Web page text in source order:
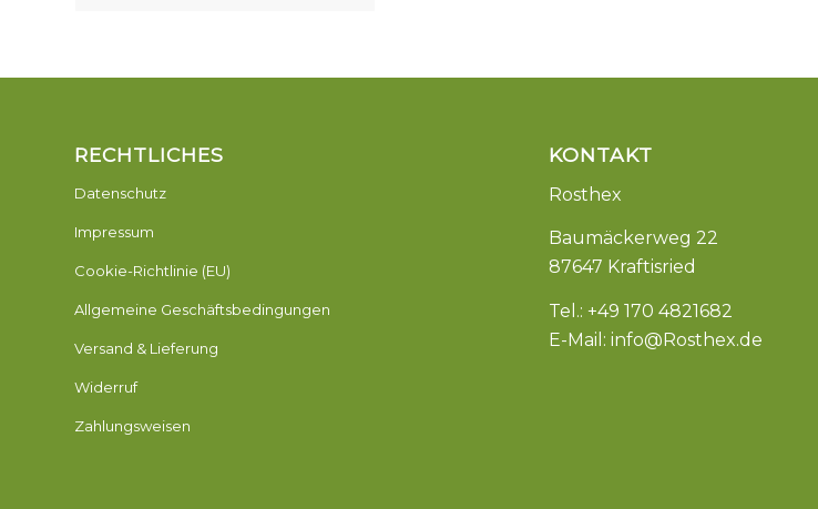
RECHTLICHES
Datenschutz
Impressum
Cookie-Richtlinie (EU)
Allgemeine Geschäftsbedingungen
Versand & Lieferung
Widerruf
Zahlungsweisen
KONTAKT
Rosthex
Baumäckerweg 22
87647 Kraftisried
Tel.: +49 170 4821682
E-Mail: info@Rosthex.de